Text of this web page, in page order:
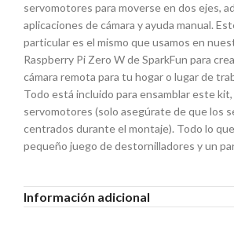
servomotores para moverse en dos ejes,
aplicaciones de cámara y ayuda manual.
particular es el mismo que usamos en
Raspberry Pi Zero W de SparkFun para
cámara remota para tu hogar o lugar de
Todo está incluido para ensamblar este
servomotores (solo asegúrate de que los
centrados durante el montaje). Todo lo
pequeño juego de destornilladores y un
Información adicional